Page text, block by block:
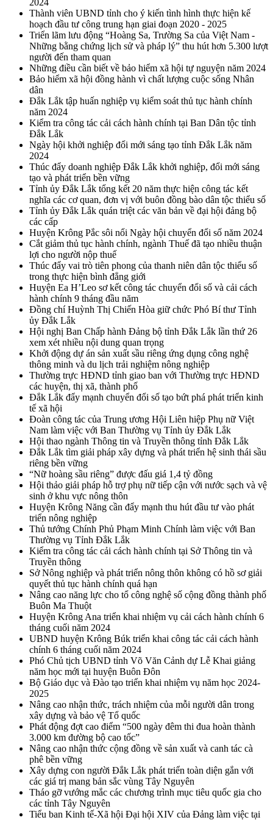
2024
Thành viên UBND tỉnh cho ý kiến tình hình thực hiện kế
hoạch đầu tư công trung hạn giai đoạn 2020 - 2025
Triển lãm lưu động “Hoàng Sa, Trường Sa của Việt Nam -
Những bằng chứng lịch sử và pháp lý” thu hút hơn 5.300 lượt
người đến tham quan
Những điều cần biết về bảo hiểm xã hội tự nguyện năm 2024
Bảo hiểm xã hội đồng hành vì chất lượng cuộc sống Nhân
dân
Đắk Lắk tập huấn nghiệp vụ kiểm soát thủ tục hành chính
năm 2024
Kiểm tra công tác cải cách hành chính tại Ban Dân tộc tỉnh
Đắk Lắk
Ngày hội khởi nghiệp đổi mới sáng tạo tỉnh Đắk Lắk năm
2024
Thúc đẩy doanh nghiệp Đắk Lắk khởi nghiệp, đổi mới sáng
tạo và phát triển bền vững
Tỉnh ủy Đắk Lắk tổng kết 20 năm thực hiện công tác kết
nghĩa các cơ quan, đơn vị với buôn đồng bào dân tộc thiểu số
Tỉnh ủy Đắk Lắk quán triệt các văn bản về đại hội đảng bộ
các cấp
Huyện Krông Pắc sôi nổi Ngày hội chuyển đổi số năm 2024
Cắt giảm thủ tục hành chính, ngành Thuế đã tạo nhiều thuận
lợi cho người nộp thuế
Thúc đẩy vai trò tiên phong của thanh niên dân tộc thiểu số
trong thực hiện bình đẳng giới
Huyện Ea H’Leo sơ kết công tác chuyển đổi số và cải cách
hành chính 9 tháng đầu năm
Đồng chí Huỳnh Thị Chiến Hòa giữ chức Phó Bí thư Tỉnh
ủy Đắk Lắk
Hội nghị Ban Chấp hành Đảng bộ tỉnh Đắk Lắk lần thứ 26
xem xét nhiều nội dung quan trọng
Khởi động dự án sản xuất sầu riêng ứng dụng công nghệ
thông minh và du lịch trải nghiệm nông nghiệp
Thường trực HĐND tỉnh giao ban với Thường trực HĐND
các huyện, thị xã, thành phố
Đắk Lắk đẩy mạnh chuyển đổi số tạo bứt phá phát triển kinh
tế xã hội
Đoàn công tác của Trung ương Hội Liên hiệp Phụ nữ Việt
Nam làm việc với Ban Thường vụ Tỉnh ủy Đắk Lắk
Hội thao ngành Thông tin và Truyền thông tỉnh Đắk Lắk
Đắk Lắk tìm giải pháp xây dựng và phát triển hệ sinh thái sầu
riêng bền vững
“Nữ hoàng sầu riêng” được đấu giá 1,4 tỷ đồng
Hội thảo giải pháp hỗ trợ phụ nữ tiếp cận với nước sạch và vệ
sinh ở khu vực nông thôn
Huyện Krông Năng cần đẩy mạnh thu hút đầu tư vào phát
triển nông nghiệp
Thủ tướng Chính Phủ Phạm Minh Chính làm việc với Ban
Thường vụ Tỉnh Đắk Lắk
Kiểm tra công tác cải cách hành chính tại Sở Thông tin và
Truyền thông
Sở Nông nghiệp và phát triển nông thôn không có hồ sơ giải
quyết thủ tục hành chính quá hạn
Nâng cao năng lực cho tổ công nghệ số cộng đồng thành phố
Buôn Ma Thuột
Huyện Krông Ana triển khai nhiệm vụ cải cách hành chính 6
tháng cuối năm 2024
UBND huyện Krông Búk triển khai công tác cải cách hành
chính 6 tháng cuối năm 2024
Phó Chủ tịch UBND tỉnh Võ Văn Cảnh dự Lễ Khai giảng
năm học mới tại huyện Buôn Đôn
Bộ Giáo dục và Đào tạo triển khai nhiệm vụ năm học 2024-
2025
Nâng cao nhận thức, trách nhiệm của mỗi người dân trong
xây dựng và bảo vệ Tổ quốc
Phát động đợt cao điểm “500 ngày đêm thi đua hoàn thành
3.000 km đường bộ cao tốc”
Nâng cao nhận thức cộng đồng về sản xuất và canh tác cà
phê bền vững
Xây dựng con người Đắk Lắk phát triển toàn diện gắn với
các giá trị mang bản sắc vùng Tây Nguyên
Tháo gỡ vướng mắc các chương trình mục tiêu quốc gia cho
các tỉnh Tây Nguyên
Tiểu ban Kinh tế-Xã hội Đại hội XIV của Đảng làm việc tại